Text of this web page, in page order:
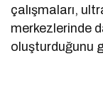
çalışmaları,
merkezlerinde
oluşturduğunu